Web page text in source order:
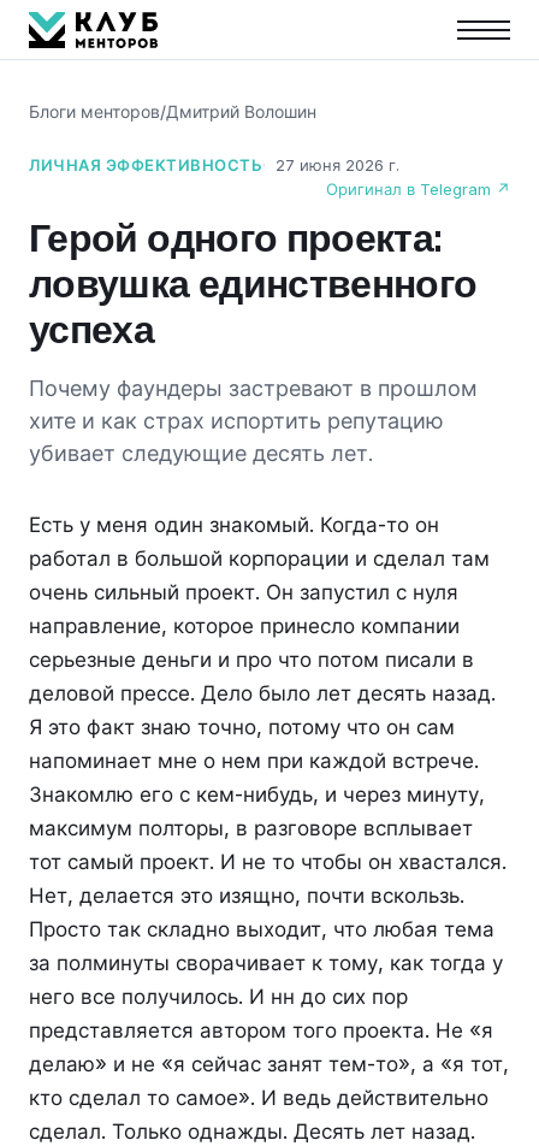
Блоги менторов/Дмитрий Волошин
ЛИЧНАЯ ЭФФЕКТИВНОСТЬ
27 июня 2026 г.
Оригинал в Telegram ↗
Герой одного проекта:
ловушка единственного
успеха
Почему фаундеры застревают в прошлом
хите и как страх испортить репутацию
убивает следующие десять лет.
Есть у меня один знакомый. Когда-то он
работал в большой корпорации и сделал там
очень сильный проект. Он запустил с нуля
направление, которое принесло компании
серьезные деньги и про что потом писали в
деловой прессе. Дело было лет десять назад.
Я это факт знаю точно, потому что он сам
напоминает мне о нем при каждой встрече.
Знакомлю его с кем-нибудь, и через минуту,
максимум полторы, в разговоре всплывает
тот самый проект. И не то чтобы он хвастался.
Нет, делается это изящно, почти вскользь.
Просто так складно выходит, что любая тема
за полминуты сворачивает к тому, как тогда у
него все получилось. И нн до сих пор
представляется автором того проекта. Не «я
делаю» и не «я сейчас занят тем-то», а «я тот,
кто сделал то самое». И ведь действительно
сделал. Только однажды. Десять лет назад.